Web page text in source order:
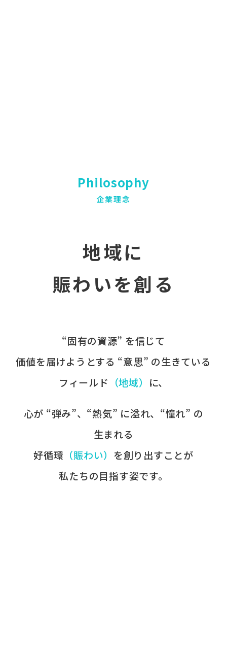
Philosophy
企業理念
地域に
賑わいを創る
“固有の​資源” を​信じて
価値を​届けようとする​ “意思” の​生きている
フィールド ​（地域） に、​
心が​ “弾み”、​“熱気” に​溢れ、​“憧れ” の​
生まれる
好循環 ​（賑わい） を​創り出すことが
​私たちの​目指す姿です。​